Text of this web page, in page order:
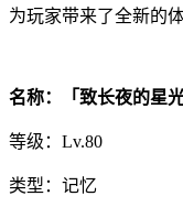
为玩家带来了全新的体
名称：「致长夜的星光
等级：Lv.80
类型：记忆